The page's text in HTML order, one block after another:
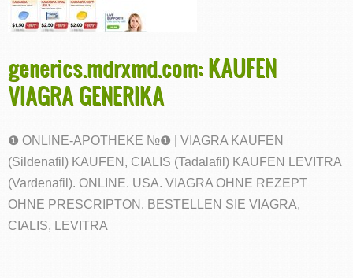
generics.mdrxmd.com: KAUFEN
VIAGRA GENERIKA
❶ ONLINE-APOTHEKE №❶ | VIAGRA KAUFEN
(Sildenafil) KAUFEN, CIALIS (Tadalafil) KAUFEN LEVITRA
(Vardenafil). ONLINE. USA. VIAGRA OHNE REZEPT
OHNE PRESCRIPTON. BESTELLEN SIE VIAGRA,
CIALIS, LEVITRA